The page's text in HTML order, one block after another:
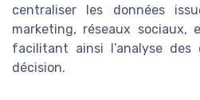
centraliser les données
marketing, réseaux sociaux,
facilitant ainsi l’analyse
décision.